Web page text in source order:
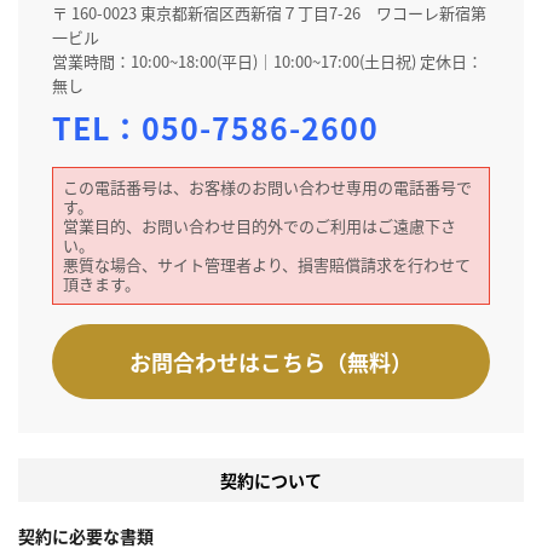
〒 160-0023 東京都新宿区西新宿７丁目7-26 ワコーレ新宿第
一ビル
営業時間：10:00~18:00(平日)｜10:00~17:00(土日祝) 定休日：
無し
TEL： 050-7586-2600
この電話番号は、お客様のお問い合わせ専用の電話番号で
す。
営業目的、お問い合わせ目的外でのご利用はご遠慮下さ
い。
悪質な場合、サイト管理者より、損害賠償請求を行わせて
頂きます。
お問合わせはこちら（無料）
契約について
契約に必要な書類